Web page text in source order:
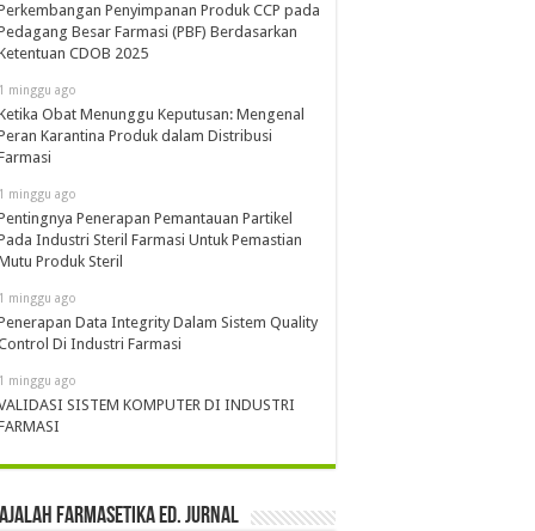
Penyimpanan Produk CCP pada
Besar Farmasi (PBF) Berdasarkan
CDOB 2025
minggu ago
Obat Menunggu Keputusan: Mengenal
Karantina Produk dalam Distribusi
minggu ago
Penerapan Pemantauan Partikel
Industri Steril Farmasi Untuk Pemastian
Produk Steril
minggu ago
Data Integrity Dalam Sistem Quality
Di Industri Farmasi
minggu ago
SISTEM KOMPUTER DI INDUSTRI
Farmasetika Ed. Jurnal